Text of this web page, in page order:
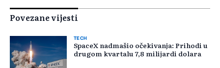
Povezane vijesti
TECH
SpaceX nadmašio očekivanja: Prihodi u
drugom kvartalu 7,8 milijardi dolara